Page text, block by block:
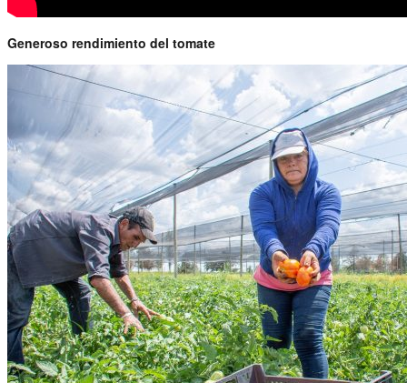
Generoso rendimiento del tomate